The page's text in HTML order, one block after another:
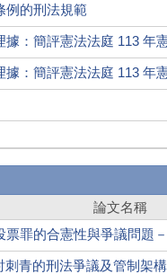
例的刑法規範
：簡評憲法法庭 113 年
：簡評憲法法庭 113 年
論文名稱
票罪的合憲性與爭議問題
刺青的刑法爭議及管制架構